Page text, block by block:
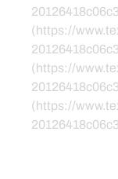
(https://
(https://
(https://